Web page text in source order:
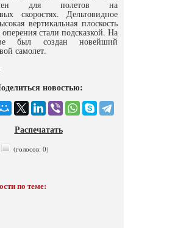
для полетов на
скоростях. Дельтовидное
вертикальная плоскость
оперения стали подсказкой. На
был создан новейший
самолет.
новостью:
Распечатать
(голосов: 0)
по теме: